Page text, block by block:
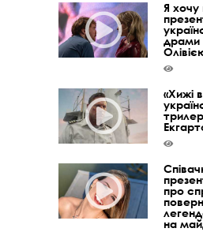
Я хочу
драми
«Хижі
про
на